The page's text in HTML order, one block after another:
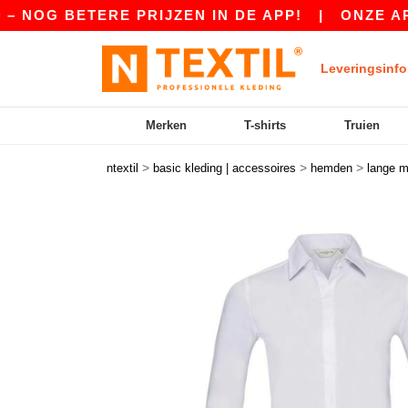
BETERE PRIJZEN IN DE APP!|ONZE APP IS
Merken T-shirts Truien
ntextil > basic kleding | accessoires > hemden > lange